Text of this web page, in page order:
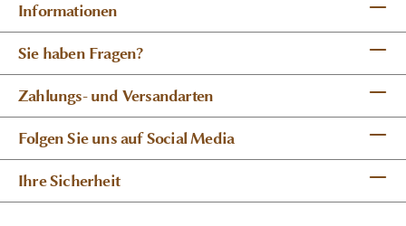
Informationen
Sie haben Fragen?
Zahlungs- und Versandarten
Folgen Sie uns auf Social Media
Ihre Sicherheit